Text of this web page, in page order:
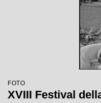
FOTO
XVIII Festival